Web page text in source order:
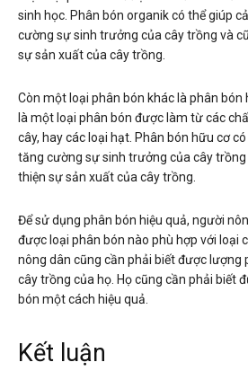
sinh học. Phân bón organik có thể giúp
cường sự sinh trưởng của cây trồng và
sự sản xuất của cây trồng.
Còn một loại phân bón khác là phân bón
là một loại phân bón được làm từ các
cây, hay các loại hạt. Phân bón hữu cơ
tăng cường sự sinh trưởng của cây trồng
thiện sự sản xuất của cây trồng.
Để sử dụng phân bón hiệu quả, người
được loại phân bón nào phù hợp với loại
nông dân cũng cần phải biết được lượng
cây trồng của họ. Họ cũng cần phải biết
bón một cách hiệu quả.
Kết luận